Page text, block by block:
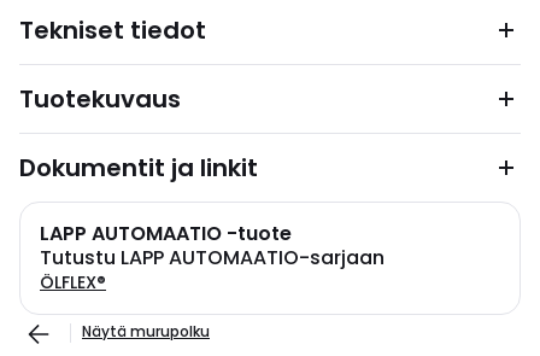
Tekniset tiedot
Tuotekuvaus
Dokumentit ja linkit
LAPP AUTOMAATIO -tuote
Tutustu LAPP AUTOMAATIO-sarjaan
ÖLFLEX®
Näytä murupolku